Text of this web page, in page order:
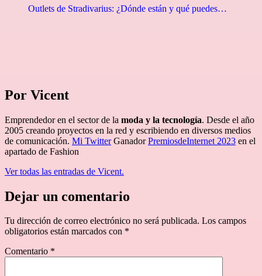
Outlets de Stradivarius: ¿Dónde están y qué puedes…
Por Vicent
Emprendedor en el sector de la moda y la tecnología. Desde el año
2005 creando proyectos en la red y escribiendo en diversos medios
de comunicación. Mi TwitterGanadorPremiosdeInternet 2023 en el
apartado de Fashion
Ver todas las entradas de Vicent.
Dejar un comentario
Tu dirección de correo electrónico no será publicada. Los campos
obligatorios están marcados con *
Comentario *